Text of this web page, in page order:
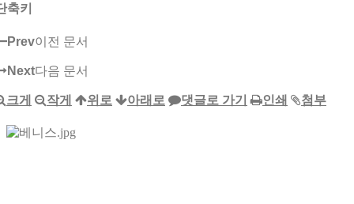
축키
Prev이전 문서
Next다음 문서
크게 작게 위로 아래로 댓글로 가기 인쇄 첨부